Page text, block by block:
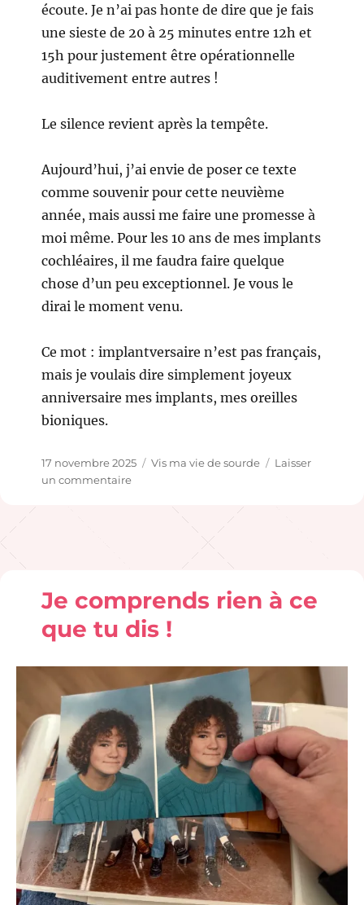
écoute. Je n’ai pas honte de dire que je fais
une sieste de 20 à 25 minutes entre 12h et
15h pour justement être opérationnelle
auditivement entre autres !
Le silence revient après la tempête.
Aujourd’hui, j’ai envie de poser ce texte
comme souvenir pour cette neuvième
année, mais aussi me faire une promesse à
moi même. Pour les 10 ans de mes implants
cochléaires, il me faudra faire quelque
chose d’un peu exceptionnel. Je vous le
dirai le moment venu.
Ce mot : implantversaire n’est pas français,
mais je voulais dire simplement joyeux
anniversaire mes implants, mes oreilles
bioniques.
Publié
le
17 novembre 2025 Catégories
Vis ma vie de sourde
Laisser
un commentairesur
implantversaire
Je comprends rien à ce
que tu dis !